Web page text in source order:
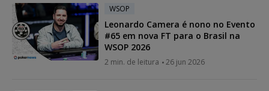
WSOP
Leonardo Camera é nono no Evento
#65 em nova FT para o Brasil na
WSOP 2026
2 min. de leitura 26 jun 2026